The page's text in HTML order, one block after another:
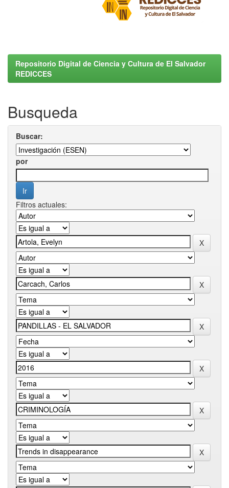
Repositorio Digital de Ciencia y Cultura de El Salvador
REDICCES
Busqueda
Buscar:
por
Filtros actuales: